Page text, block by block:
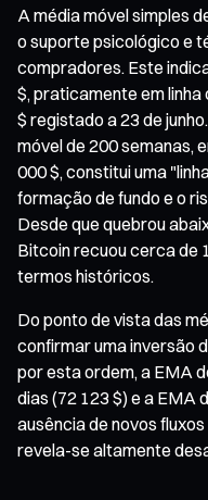
A média móvel simples
o suporte psicológico e
compradores. Este
$, praticamente em linha
$ registado a 23 de
móvel de 200 semanas,
000 $, constitui uma
formação de fundo e o
Desde que quebrou
Bitcoin recuou cerca de
termos históricos.
Do ponto de vista das
confirmar uma inversão
por esta ordem, a EMA
dias (72 123 $) e a EMA
ausência de novos
revela-se altamente